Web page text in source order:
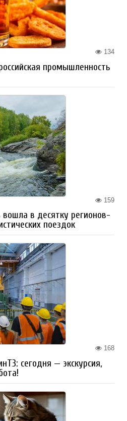
134
промышленность
159
вошла в десятку регионов-
поездок
168
сегодня — экскурсия,